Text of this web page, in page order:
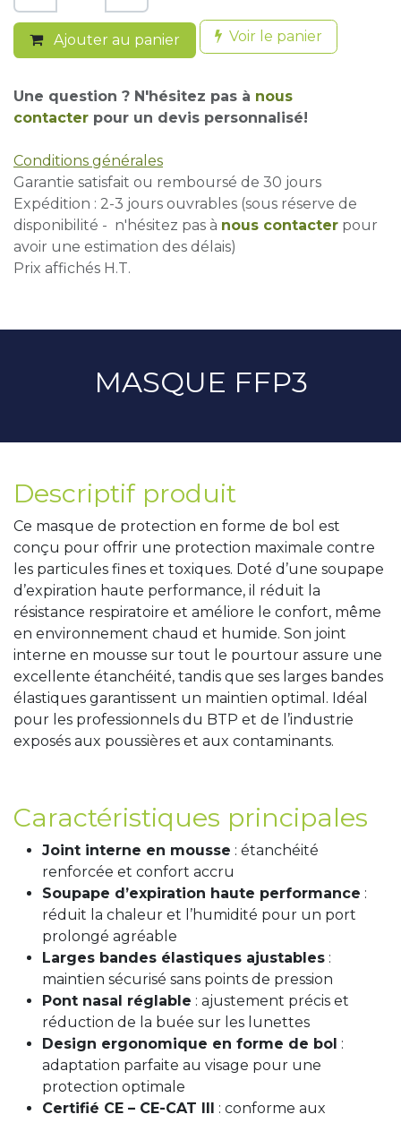
Ajouter au panier Voir le panier
Une question ? N'hésitez pas à nous
contacter pour un devis personnalisé!
Conditions générales
Garantie satisfait ou remboursé de 30 jours
Expédition : 2-3 jours ouvrables (sous réserve de
disponibilité - n'hésitez pas à nous contacter pour
avoir une estimation des délais)
Prix affichés H.T.
MASQUE FFP3
Descriptif produit
Ce masque de protection en forme de bol est
conçu pour offrir une protection maximale contre
les particules fines et toxiques. Doté d’une soupape
d’expiration haute performance, il réduit la
résistance respiratoire et améliore le confort, même
en environnement chaud et humide. Son joint
interne en mousse sur tout le pourtour assure une
excellente étanchéité, tandis que ses larges bandes
élastiques garantissent un maintien optimal. Idéal
pour les professionnels du BTP et de l’industrie
exposés aux poussières et aux contaminants.
Caractéristiques principales
Joint interne en mousse : étanchéité
renforcée et confort accru
Soupape d’expiration haute performance :
réduit la chaleur et l’humidité pour un port
prolongé agréable
Larges bandes élastiques ajustables :
maintien sécurisé sans points de pression
Pont nasal réglable : ajustement précis et
réduction de la buée sur les lunettes
Design ergonomique en forme de bol :
adaptation parfaite au visage pour une
protection optimale
Certifié CE – CE-CAT III : conforme aux